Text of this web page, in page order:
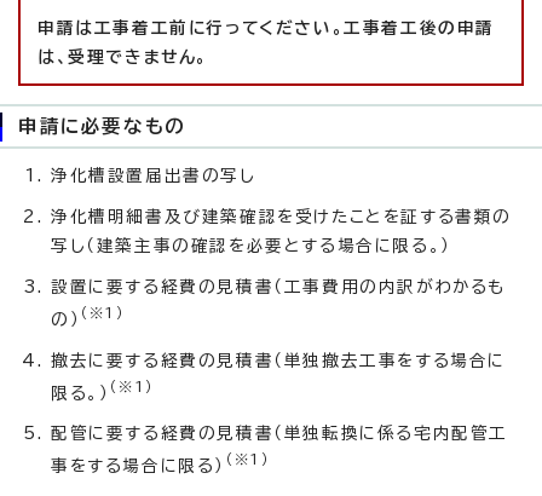
申請は工事着工前に行ってください。工事着工後の申請
は、受理できません。
申請に必要なもの
浄化槽設置届出書の写し
浄化槽明細書及び建築確認を受けたことを証する書類の
写し（建築主事の確認を必要とする場合に限る。）
設置に要する経費の見積書（工事費用の内訳がわかるも
の） （※1）
撤去に要する経費の見積書（単独撤去工事をする場合に
限る。） （※1）
配管に要する経費の見積書（単独転換に係る宅内配管工
事をする場合に限る） （※1）